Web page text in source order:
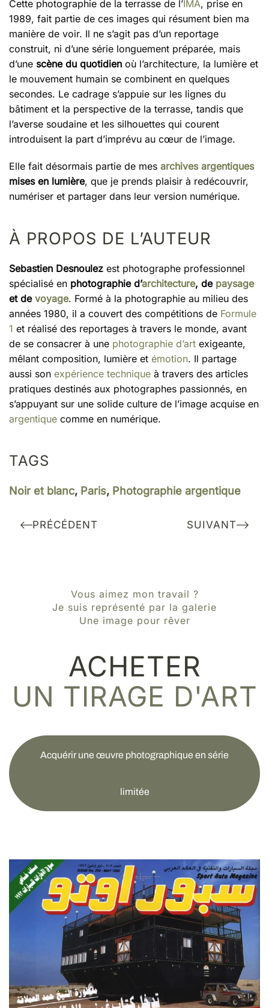
Cette photographie de la terrasse de l’IMA, prise en
1989, fait partie de ces images qui résument bien ma
manière de voir. Il ne s’agit pas d’un reportage
construit, ni d’une série longuement préparée, mais
d’une scène du quotidien où l’architecture, la lumière et
le mouvement humain se combinent en quelques
secondes. Le cadrage s’appuie sur les lignes du
bâtiment et la perspective de la terrasse, tandis que
l’averse soudaine et les silhouettes qui courent
introduisent la part d’imprévu au cœur de l’image.
Elle fait désormais partie de mes archives argentiques
mises en lumière, que je prends plaisir à redécouvrir,
numériser et partager dans leur version numérique.
À PROPOS DE L’AUTEUR
Sebastien Desnoulez est photographe professionnel
spécialisé en photographie d’architecture, de paysage
et de voyage. Formé à la photographie au milieu des
années 1980, il a couvert des compétitions de Formule
1 et réalisé des reportages à travers le monde, avant
de se consacrer à une photographie d’art exigeante,
mêlant composition, lumière et émotion. Il partage
aussi son expérience technique à travers des articles
pratiques destinés aux photographes passionnés, en
s’appuyant sur une solide culture de l’image acquise en
argentique comme en numérique.
TAGS
Noir et blanc, Paris, Photographie argentique
PRÉCÉDENT SUIVANT
Vous aimez mon travail ?
Je suis représenté par la galerie
Une image pour rêver
ACHETER
UN TIRAGE D'ART
Acquérir une œuvre photographique en série
limitée